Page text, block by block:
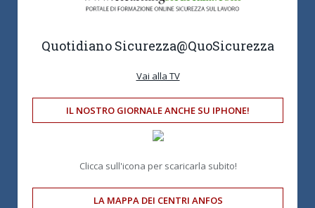
Quotidiano Sicurezza@QuoSicurezza
Vai alla TV
IL NOSTRO GIORNALE ANCHE SU IPHONE!
Clicca sull'icona per scaricarla subito!
LA MAPPA DEI CENTRI ANFOS